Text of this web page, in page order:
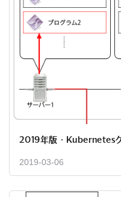
2019年版・Kubernetes
2019-03-06